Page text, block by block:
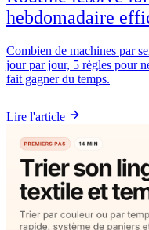
hebdomadaire
Combien de machines par
jour par jour, 5 règles pour
fait gagner du temps.
Lire l'article